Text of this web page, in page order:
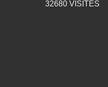
32680VISITES